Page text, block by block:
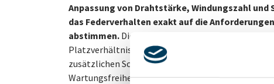
Anpassung von Drahtstärke, Windungszahl und
das Federverhalten exakt auf die
abstimmen. Die kompakte Bauform ermöglicht
Platzverhältnissen, während spezielle
zusätzlichen Schutz sorgen. Drehfedern
Wartungsfreiheit und hohe Lebensdauer – selbst